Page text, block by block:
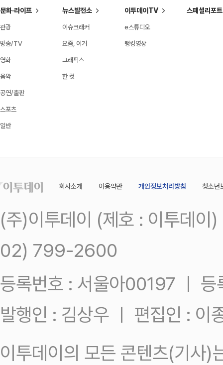
문화·라이프
관광
방송/TV
영화
음악
공연/출판
스포츠
일반
뉴스발전소
이슈크래커
요즘, 이거
그래픽스
한 컷
이투데이TV
e스튜디오
랭킹영상
스페셜리포트
회사소개 이용약관 개인정보처리방침 청소년
(주)이투데이 (제호 : 이투데
02) 799-2600
등록번호 : 서울아00197 ㅣ
발행인 : 김상우 ㅣ 편집인 : 이
이투데이의 모든 콘텐츠(기사)